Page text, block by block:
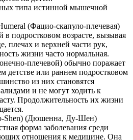
типа истинной мышечной
(Фацио-скапуло-плечевая)
в подростковом возрасте, вызывая
плечах и верхней части рук,
жизни часто нормальная.
плечевой) обычно поражает
детстве или раннем подростковом
из них становятся
и не могут ходить к
Продолжительность их жизни
Shen) (Дюшенна, Ду-Шен)
форма заболевания среди
отношения к медицине. Она